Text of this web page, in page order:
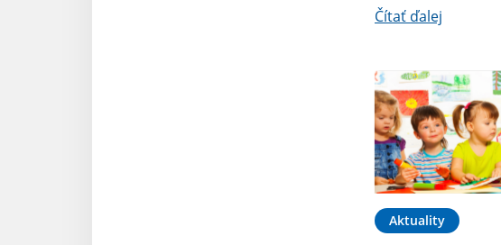
Čítať ďalej
Aktuality